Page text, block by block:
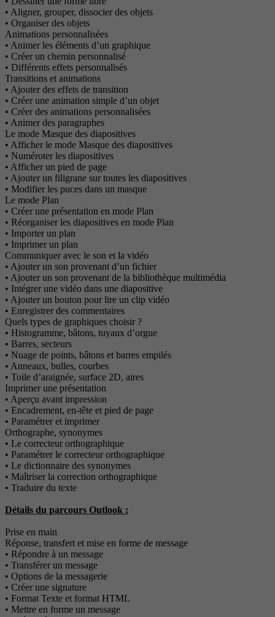
• Aligner, grouper, dissocier des objets
• Organiser des objets
Animations personnalisées
• Animer les éléments d’un graphique
• Créer un chemin personnalisé
• Différents effets personnalisés
Transitions et animations
• Ajouter des effets de transition
• Créer une animation simple d’un objet
• Créer des animations personnalisées
• Animer des paragraphes
Le mode Masque des diapositives
• Afficher le mode Masque des diapositives
• Numéroter les diapositives
• Afficher un pied de page
• Ajouter un filigrane sur toutes les diapositives
• Modifier les puces dans un masque
Le mode Plan
• Créer une présentation en mode Plan
• Réorganiser les diapositives en mode Plan
• Importer un plan
• Imprimer un plan
Communiquer avec le son et la vidéo
• Ajouter un son provenant d’un fichier
• Ajouter un son provenant de la bibliothèque multimédia
• Intégrer une vidéo dans une diapositive
• Ajouter un bouton pour lire un clip vidéo
• Enregistrer des commentaires
Quels types de graphiques choisir ?
• Histogramme, bâtons, tuyaux d’orgue
• Barres, secteurs
• Nuage de points, bâtons et barres empilés
• Anneaux, bulles, courbes
• Toile d’araignée, surface 2D, aires
Imprimer une présentation
• Aperçu avant impression
• Encadrement, en-tête et pied de page
• Paramétrer et imprimer
Orthographe, synonymes
• Le correcteur orthographique
• Paramétrer le correcteur orthographique
• Le dictionnaire des synonymes
• Maîtriser la correction orthographique
• Traduire du texte
Détails du parcours Outlook :
Prise en main
Réponse, transfert et mise en forme de message
• Répondre à un message
• Transférer un message
• Options de la messagerie
• Créer une signature
• Format Texte et format HTML
• Mettre en forme un message